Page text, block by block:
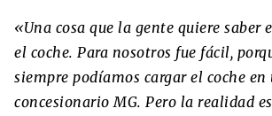
«Una cosa que la gente quiere saber
el coche. Para nosotros fue fácil,
siempre podíamos cargar el coche en
concesionario MG. Pero la realidad